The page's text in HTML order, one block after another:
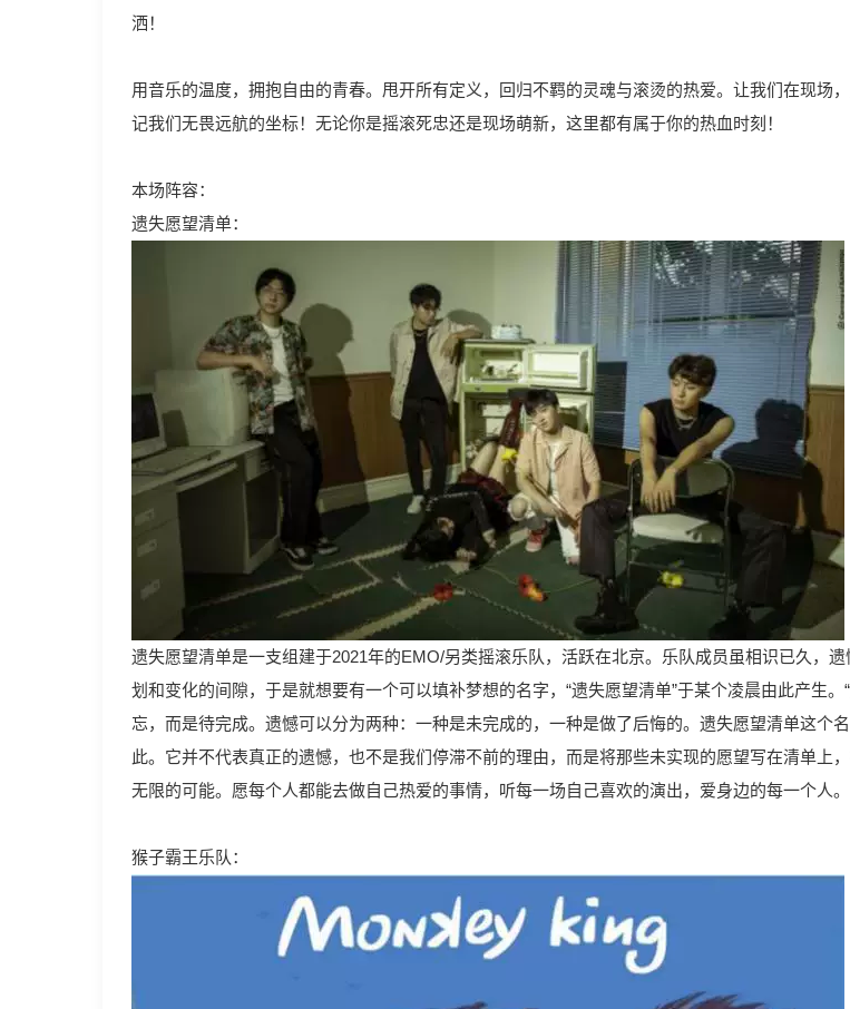
洒！
用音乐的温度，拥抱自由的青春。甩开所有定义，回归不羁的灵魂与滚烫的热爱。让我们在现场
记我们无畏远航的坐标！无论你是摇滚死忠还是现场萌新，这里都有属于你的热血时刻！
本场阵容：
遗失愿望清单：
遗失愿望清单是一支组建于2021年的EMO/另类摇滚乐队，活跃在北京。乐队成员虽相识已久，
划和变化的间隙，于是就想要有一个可以填补梦想的名字，“遗失愿望清单”于某个凌晨由此产生。
忘，而是待完成。遗憾可以分为两种：一种是未完成的，一种是做了后悔的。遗失愿望清单这个
此。它并不代表真正的遗憾，也不是我们停滞不前的理由，而是将那些未实现的愿望写在清单上
无限的可能。愿每个人都能去做自己热爱的事情，听每一场自己喜欢的演出，爱身边的每一个人。
猴子霸王乐队：